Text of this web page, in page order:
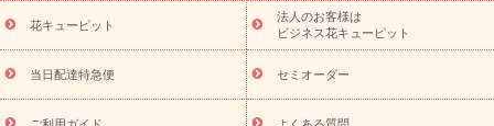
ーブドフラワー
季節のイベント
ひまわり ギフト・プレゼント
特集
お盆 花（新盆・初盆） 季節のイベント
お盆 花（新
盆・初盆）
お盆 花（新盆・初盆）
お盆・お供え 花とセットギ
フト
お盆・お供え プリザーブドフラワー
ひまわり ギフト・プ
レゼント特集
夏の花贈り・お中元・暑中見舞い 花のギフト特集
花キューピット
法人のお客様は
ビジネス花キューピット
当日配達特急便 セミオーダー
ご利用ガイド よくある質問